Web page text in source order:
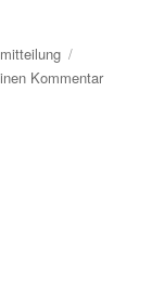
Kommentarzu